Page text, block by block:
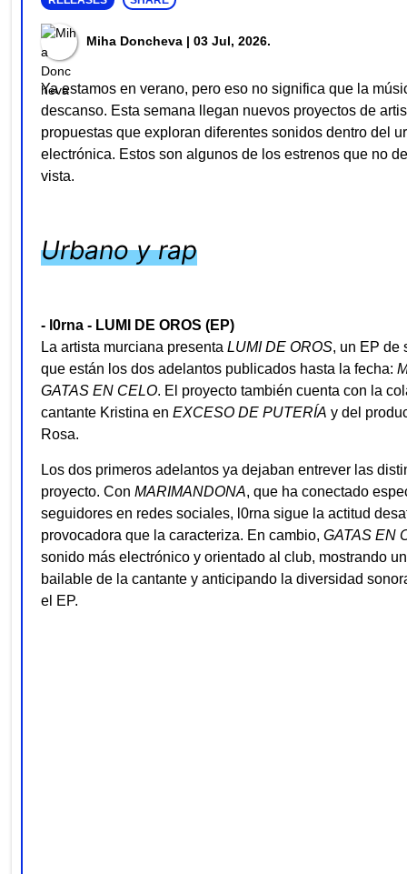
Miha Doncheva | 03 Jul, 2026.
Ya estamos en verano, pero eso no significa que la
descanso. Esta semana llegan nuevos proyectos de
propuestas que exploran diferentes sonidos dentro del
electrónica. Estos son algunos de los estrenos que no
vista.
Urbano y rap
- l0rna - LUMI DE OROS (EP)
La artista murciana presenta LUMI DE OROS, un EP de
que están los dos adelantos publicados hasta la fecha:
GATAS EN CELO. El proyecto también cuenta con la
cantante Kristina en EXCESO DE PUTERÍA y del
Rosa.
Los dos primeros adelantos ya dejaban entrever las
proyecto. Con MARIMANDONA, que ha conectado
seguidores en redes sociales, l0rna sigue la actitud
provocadora que la caracteriza. En cambio, GATAS EN
sonido más electrónico y orientado al club, mostrando
bailable de la cantante y anticipando la diversidad
el EP.